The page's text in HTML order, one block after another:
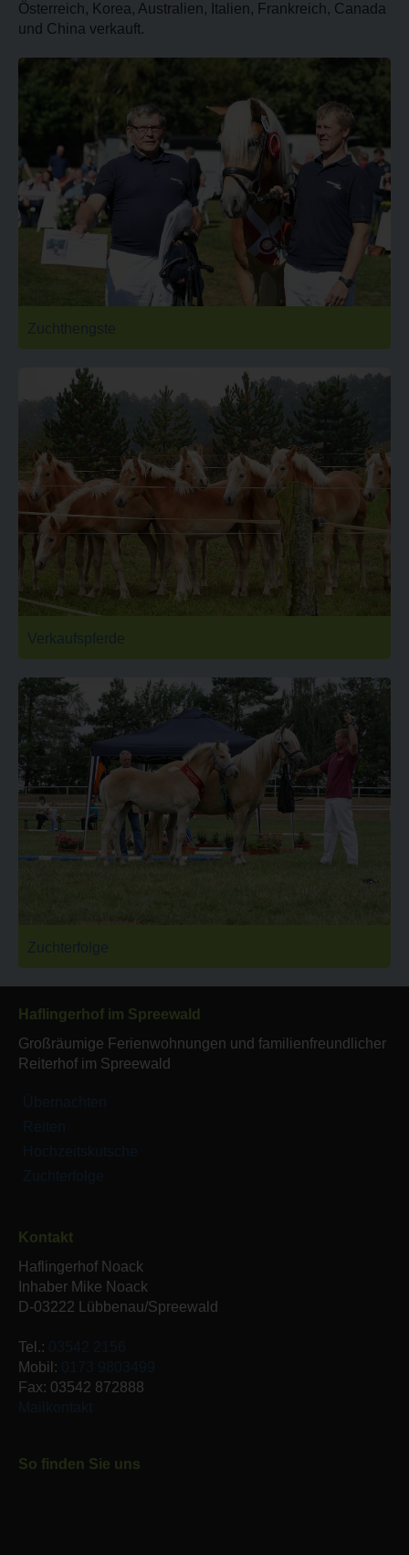
Österreich, Korea, Australien, Italien, Frankreich, Canada
und China verkauft.
Haflingerhof im Spreewald
Großräumige Ferienwohnungen und familienfreundlicher
Reiterhof im Spreewald
Kontakt
Haflingerhof Noack
Inhaber Mike Noack
D-03222 Lübbenau/Spreewald
Tel.:
Mobil:
Fax: 03542 872888
So finden Sie uns